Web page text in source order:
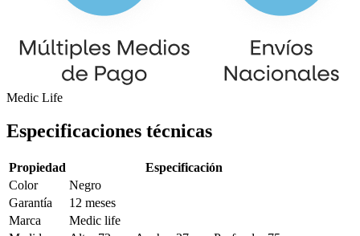
Medic Life
Especificaciones técnicas
Propiedad
Especificación
Color
Negro
Garantía
12 meses
Marca
Medic life